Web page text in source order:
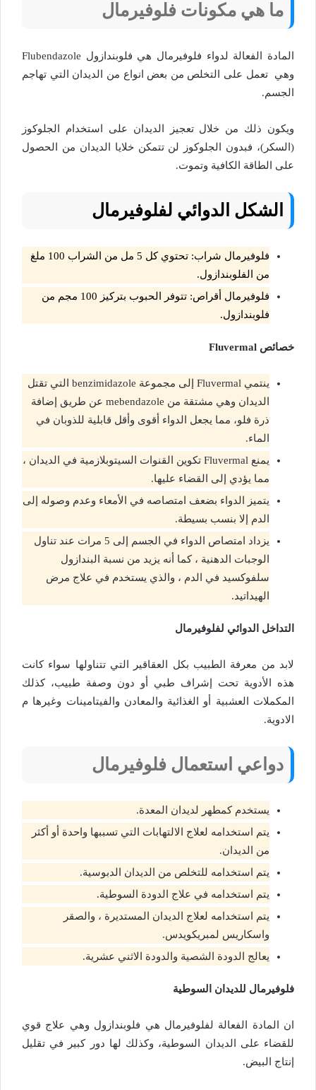
ما هي مكونات فلوفيرمال
المادة الفعالة لدواء فلوفيرمال هي فلوبندازول Flubendazole
وهي تعمل على التخلص من بعض انواع من الديدان التي تهاجم
الجسم.
ويكون ذلك من خلال تعجيز الديدان على استخدام الجلوكوز
(السكر)، فبدون الجلوكوز لن تتمكن خلايا الديدان من الحصول
على الطاقة الكافية وتموت.
الشكل الدوائي لفلوفيرمال
فلوفيرمال شراب: تحتوي كل 5 مل من الشراب 100 ملغ
من الفلوبندازول.
فلوفيرمال أقراص: تتوفر الحبوب بتركيز 100 مجم من
فلوبندازول.
خصائص Fluvermal
ينتمي Fluvermal إلى مجموعة benzimidazole التي تقتل
الديدان وهي مشتقة من mebendazole عن طريق إضافة
ذرة فلو، مما يجعل الدواء أقوى وأقل قابلية للذوبان في
الماء.
يمنع Fluvermal تكوين القنوات السيتوبلازمية في الديدان ،
مما يؤدي إلى القضاء عليها.
يتميز الدواء بضعف امتصاصه في الأمعاء وعدم وصوله إلى
الدم إلا بنسب بسيطة.
يزداد امتصاص الدواء في الجسم إلى 5 مرات عند تناول
الوجبات الدهنية ، كما أنه يزيد من نسبة البندازول
سلفوكسيد في الدم ، والذي يستخدم في علاج مرض
الهيداتيد.
التداخل الدوائي لفلوفيرمال
لابد من معرفة الطبيب بكل العقاقير التي تتناولها سواء كانت
هذه الأدوية تحت إشراف طبي أو دون وصفة طبيب، كذلك
المكملات العشبية أو الغذائية والمعادن والفيتامينات وغيرها م
الادوية.
دواعي استعمال فلوفيرمال
يستخدم كمطهر لديدان المعدة.
يتم استخدامه لعلاج الالتهابات التي تسببها واحدة أو أكثر
من الديدان.
يتم استخدامه للتخلص من الديدان الدبوسية.
يتم استخدامه في علاج الدودة السوطية.
يتم استخدامه لعلاج الديدان المستديرة ، والصقر
واسكاريس لمبريكويدس.
يعالج الدودة الشصية والدودة الاثني عشرية.
فلوفيرمال للديدان السوطية
ان المادة الفعالة لفلوفيرمال هي فلوبندازول وهي علاج قوي
للقضاء على الديدان السوطية، وكذلك لها دور كبير في تقليل
إنتاج البيض.